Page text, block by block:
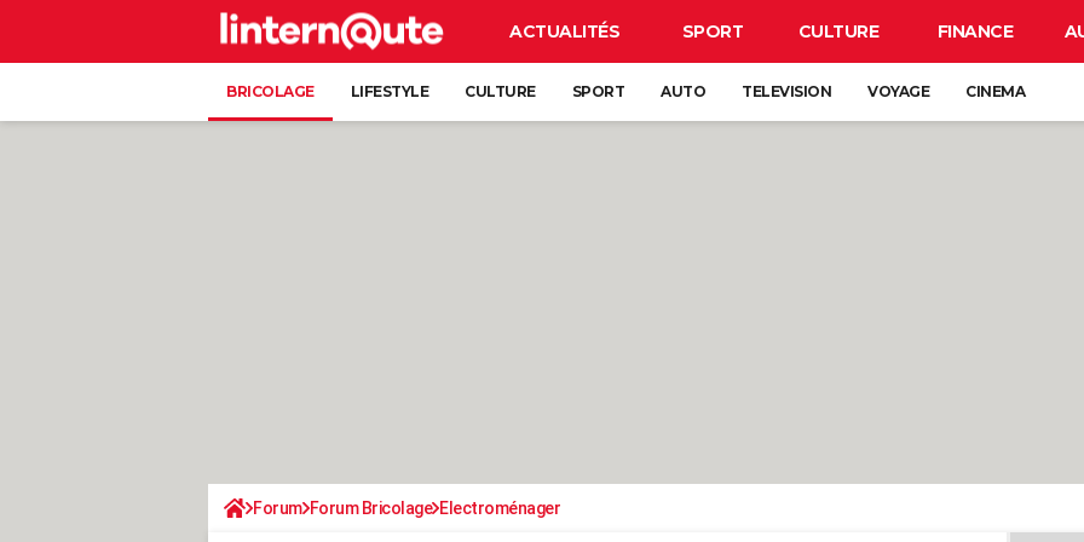
ACTUALITÉS SPORT CULTURE FINANCE
BRICOLAGE LIFESTYLE CULTURE SPORT AUTO TELEVISION VOYAGE CINEMA
Forum Forum Bricolage Electroménager